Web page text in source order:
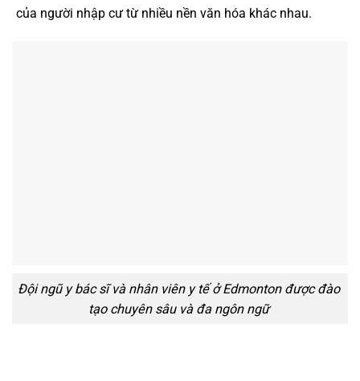
của người nhập cư từ nhiều nền văn hóa khác nhau.
Đội ngũ y bác sĩ và nhân viên y tế ở Edmonton được đào
tạo chuyên sâu và đa ngôn ngữ